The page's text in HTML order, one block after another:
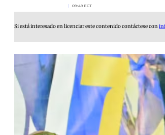
09:49 ECT
Si está interesado en licenciar este contenido contáctese con